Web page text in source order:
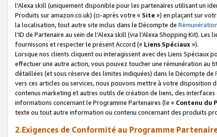
l'Alexa skill (uniquement disponible pour les partenaires utilisant un
Produits sur amazon.co.uk) (ci-après votre « Site ») en plaçant sur
la localisation, tout autre site inclus dans le Décompte de
l'ID de Partenaire au sein de l'Alexa skill (via l'Alexa Shopping Kit).
fournissons et respecter le présent Accord (« Liens Spéciaux»).
Lorsque nos clients cliquent ou interagissent avec des Liens Spéciaux
effectuer une autre action, vous pouvez toucher une rémunération
détaillées (et sous réserve des limites indiquées) dans le Décompte de
vers ces articles ou services, nous pouvons mettre à votre disposition
contenus marketing et autres outils de création de liens, des
informations concernant le Programme Partenaires (le « Contenu du
texte ou tout autre information ou contenu concernant des produits
2.Exigences de Conformité au Programme